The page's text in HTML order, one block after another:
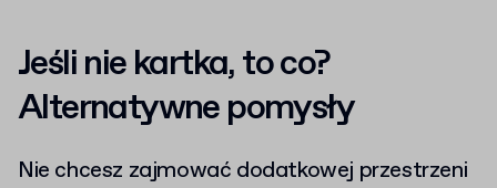
Jeśli nie kartka, to co?
Alternatywne pomysły
Nie chcesz zajmować dodatkowej przestrzeni